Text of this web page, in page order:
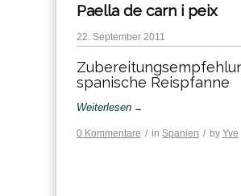
Paella de carn i peix
22. September 2011
spanische Reispfanne
Weiterlesen →
0 Kommentare / in Spanien / by Yve